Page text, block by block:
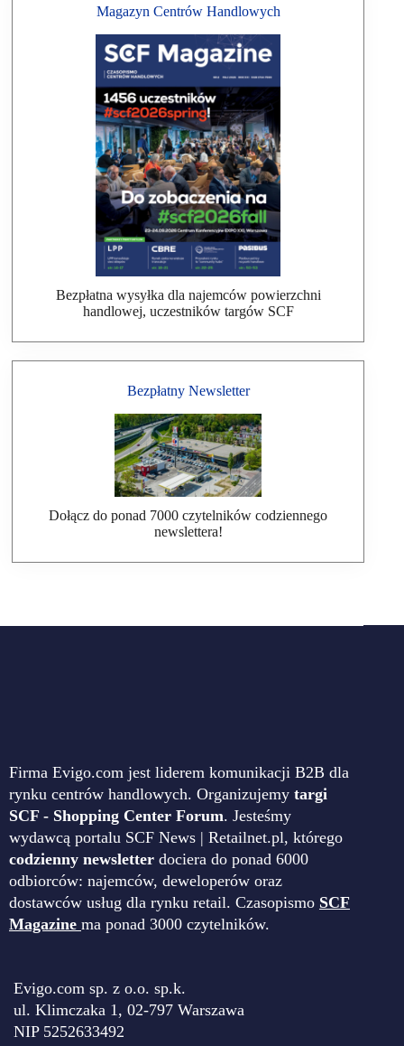
Magazyn Centrów Handlowych
Bezpłatna wysyłka dla najemców powierzchni
handlowej, uczestników targów SCF
Bezpłatny Newsletter
Dołącz do ponad 7000 czytelników codziennego
newslettera!
Firma Evigo.com jest liderem komunikacji B2B dla
rynku centrów handlowych. Organizujemy targi
SCF - Shopping Center Forum. Jesteśmy
wydawcą portalu SCF News | Retailnet.pl, którego
codzienny newsletter dociera do ponad 6000
odbiorców: najemców, deweloperów oraz
dostawców usług dla rynku retail. Czasopismo SCF
Magazine ma ponad 3000 czytelników.
Evigo.com sp. z o.o. sp.k.
ul. Klimczaka 1, 02-797 Warszawa
NIP 5252633492